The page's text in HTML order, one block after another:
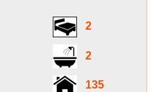
2
2
135